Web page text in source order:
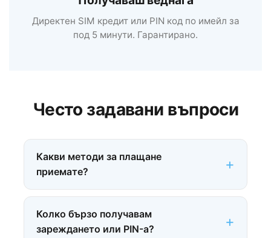
Директен SIM кредит или PIN код по имейл за
под 5 минути. Гарантирано.
Често задавани въпроси
Какви методи за плащане
приемате?
Колко бързо получавам
зареждането или PIN-а?